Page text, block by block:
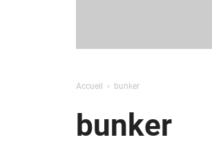
Accueil bunker
bunker